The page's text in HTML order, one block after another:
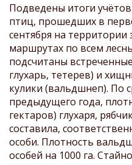
Подведены итоги
птиц, прошедших в
сентября на территории
маршрутах по всем
подсчитаны
глухарь, тетерев) и
кулики (вальдшнеп). По
предыдущего года,
гектаров) глухаря,
составила,
особи. Плотность
особей на 1000 га.